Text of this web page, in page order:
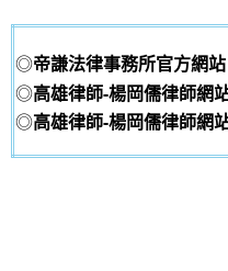
◎帝謙法律事務所官方網站
◎高雄律師-楊岡儒律師網
◎高雄律師-楊岡儒律師網